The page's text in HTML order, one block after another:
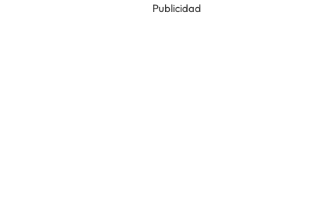
Publicidad